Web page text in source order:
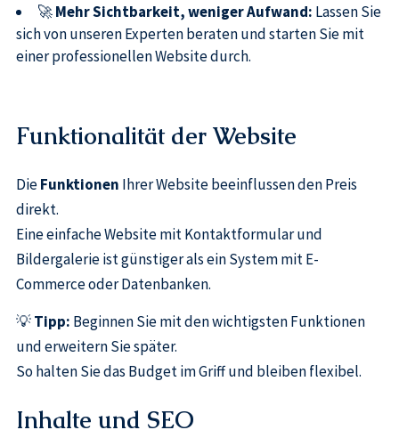
🚀Mehr Sichtbarkeit, weniger Aufwand: Lassen Sie
sich von unseren Experten beraten und starten Sie mit
einer professionellen Website durch.
Funktionalität der Website
DieFunktionen Ihrer Website beeinflussen den Preis
direkt.
Eine einfache Website mit Kontaktformular und
Bildergalerie ist günstiger als ein System mit E-
Commerce oder Datenbanken.
💡Tipp: Beginnen Sie mit den wichtigsten Funktionen
und erweitern Sie später.
So halten Sie das Budget im Griff und bleiben flexibel.
Inhalte und SEO